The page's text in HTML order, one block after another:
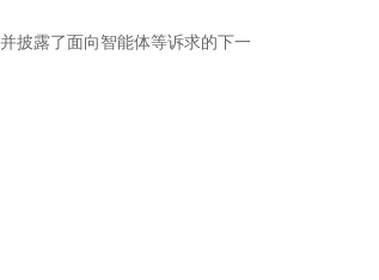
露了面向智能体等诉求的下一